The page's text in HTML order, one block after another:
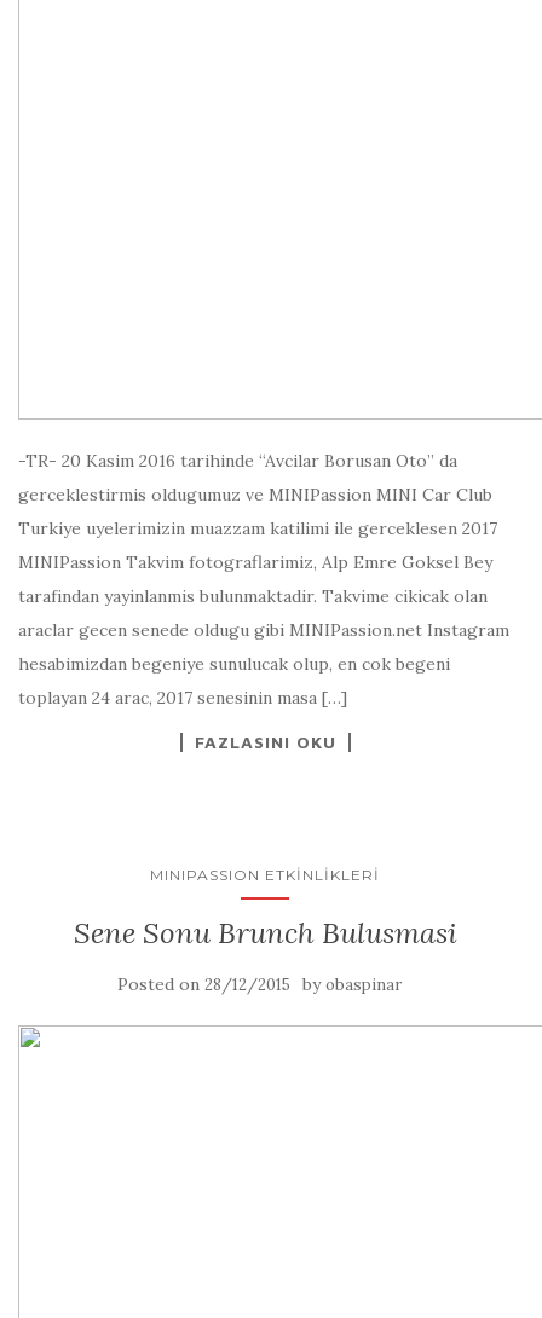
-TR- 20 Kasim 2016 tarihinde “Avcilar Borusan Oto” da
gerceklestirmis oldugumuz ve MINIPassion MINI Car Club
Turkiye uyelerimizin muazzam katilimi ile gerceklesen 2017
MINIPassion Takvim fotograflarimiz, Alp Emre Goksel Bey
tarafindan yayinlanmis bulunmaktadir. Takvime cikicak olan
araclar gecen senede oldugu gibi MINIPassion.net Instagram
hesabimizdan begeniye sunulucak olup, en cok begeni
toplayan 24 arac, 2017 senesinin masa […]
FAZLASINI OKU
MINIPASSION ETKINLIKLERI
Sene Sonu Brunch Bulusmasi
Posted on 28/12/2015 byobaspinar